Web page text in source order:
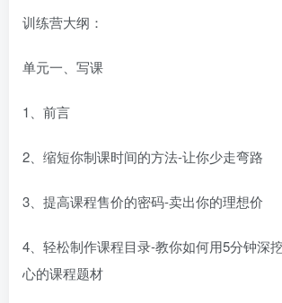
训练营大纲：
单元一、写课
1、前言
2、缩短你制课时间的方法-让你少走弯路
3、提高课程售价的密码-卖出你的理想价
4、轻松制作课程目录-教你如何用5分钟深
心的课程题材